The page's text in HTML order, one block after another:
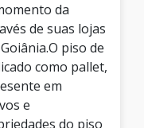
da
de suas lojas
piso de
como pallet,
em
e
do piso